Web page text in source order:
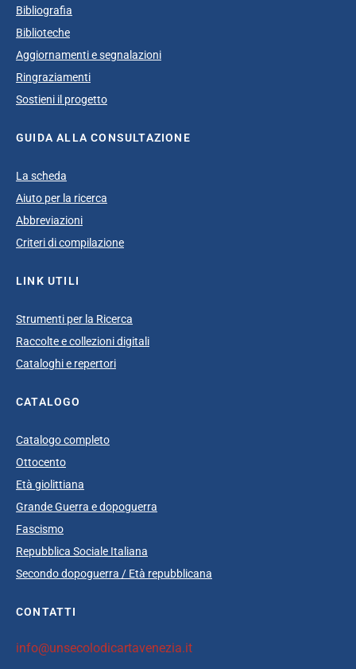
Bibliografia
Biblioteche
Aggiornamenti e segnalazioni
Ringraziamenti
Sostieni il progetto
GUIDA ALLA CONSULTAZIONE
La scheda
Aiuto per la ricerca
Abbreviazioni
Criteri di compilazione
LINK UTILI
Strumenti per la Ricerca
Raccolte e collezioni digitali
Cataloghi e repertori
CATALOGO
Catalogo completo
Ottocento
Età giolittiana
Grande Guerra e dopoguerra
Fascismo
Repubblica Sociale Italiana
Secondo dopoguerra / Età repubblicana
CONTATTI
info@unsecolodicartavenezia.it